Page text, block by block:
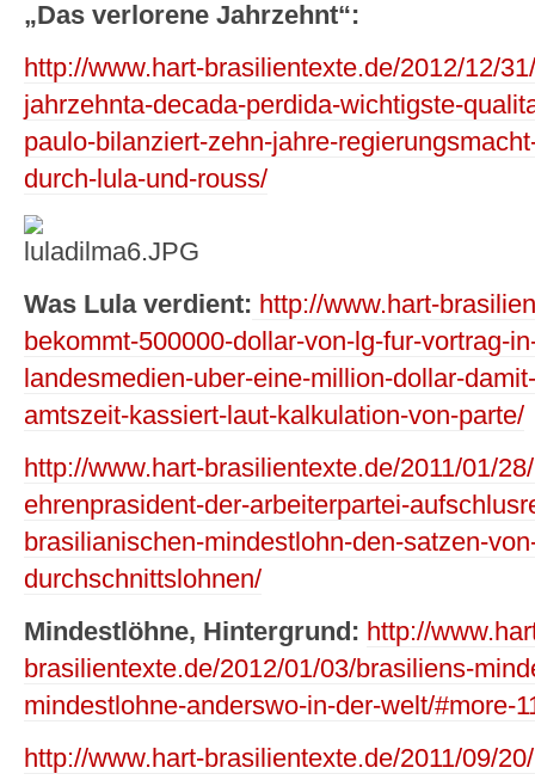
„Das verlorene Jahrzehnt“:
http://www.hart-brasilientexte.de/2012/12/
jahrzehnta-decada-perdida-wichtigste-
paulo-bilanziert-zehn-jahre-
durch-lula-und-rouss/
Was Lula verdient: http://www.hart-
bekommt-500000-dollar-von-lg-fur-vortrag-
landesmedien-uber-eine-million-dollar-
amtszeit-kassiert-laut-kalkulation-von-parte/
http://www.hart-brasilientexte.de/2011/01/
ehrenprasident-der-arbeiterpartei-
brasilianischen-mindestlohn-den-satzen-
durchschnittslohnen/
Mindestlöhne, Hintergrund: http://
brasilientexte.de/2012/01/03/brasiliens-
mindestlohne-anderswo-in-der-welt/#more-
http://www.hart-brasilientexte.de/2011/09/